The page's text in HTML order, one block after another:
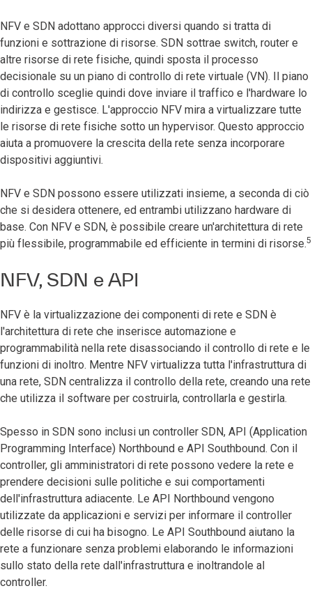
NFV e SDN adottano approcci diversi quando si tratta di
funzioni e sottrazione di risorse. SDN sottrae switch, router e
altre risorse di rete fisiche, quindi sposta il processo
decisionale su un piano di controllo di rete virtuale (VN). Il piano
di controllo sceglie quindi dove inviare il traffico e l'hardware lo
indirizza e gestisce. L'approccio NFV mira a virtualizzare tutte
le risorse di rete fisiche sotto un hypervisor. Questo approccio
aiuta a promuovere la crescita della rete senza incorporare
dispositivi aggiuntivi.
NFV e SDN possono essere utilizzati insieme, a seconda di ciò
che si desidera ottenere, ed entrambi utilizzano hardware di
base. Con NFV e SDN, è possibile creare un'architettura di rete
più flessibile, programmabile ed efficiente in termini di risorse.5
NFV, SDN e API
NFV è la virtualizzazione dei componenti di rete e SDN è
l'architettura di rete che inserisce automazione e
programmabilità nella rete disassociando il controllo di rete e le
funzioni di inoltro. Mentre NFV virtualizza tutta l'infrastruttura di
una rete, SDN centralizza il controllo della rete, creando una rete
che utilizza il software per costruirla, controllarla e gestirla.
Spesso in SDN sono inclusi un controller SDN, API (Application
Programming Interface) Northbound e API Southbound. Con il
controller, gli amministratori di rete possono vedere la rete e
prendere decisioni sulle politiche e sui comportamenti
dell'infrastruttura adiacente. Le API Northbound vengono
utilizzate da applicazioni e servizi per informare il controller
delle risorse di cui ha bisogno. Le API Southbound aiutano la
rete a funzionare senza problemi elaborando le informazioni
sullo stato della rete dall'infrastruttura e inoltrandole al
controller.